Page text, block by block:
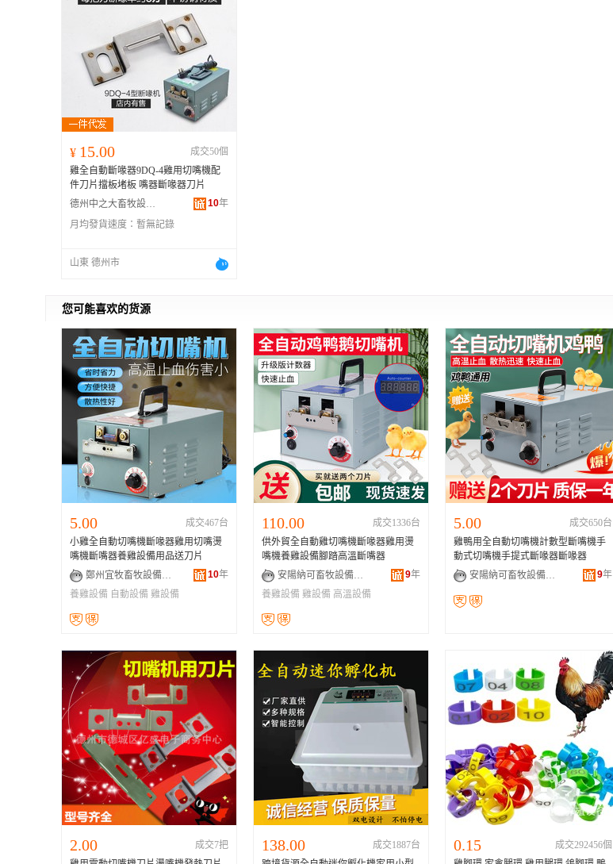
¥ 15.00
成交50個
雞全自動斷喙器9DQ-4雞用切嘴機配
件刀片擋板堵板 嘴器斷喙器刀片
德州中之大畜牧設備有限公司
10年
月均發貨速度： 暫無記錄
山東 德州市
您可能喜欢的货源
5.00
成交467台
小雞全自動切嘴機斷喙器雞用切嘴燙
嘴機斷嘴器養雞設備用品送刀片
鄭州宜牧畜牧設備有限公司
10年
養雞設備 自動設備 雞設備
110.00
成交1336台
供外貿全自動雞切嘴機斷喙器雞用燙
嘴機養雞設備腳踏高溫斷嘴器
安陽納可畜牧設備有限公司
9年
養雞設備 雞設備 高溫設備
5.00
成交650台
雞鴨用全自動切嘴機計數型斷嘴機手
動式切嘴機手提式斷喙器斷喙器
安陽納可畜牧設備有限公司
9年
2.00
成交7把
138.00
成交1887台
0.15
成交292456個